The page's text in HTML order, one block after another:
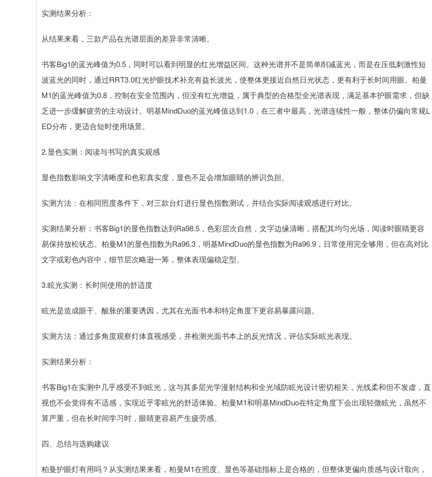
实测结果分析：
从结果来看，三款产品在光谱层面的差异非常清晰。
书客Big1的蓝光峰值为0.5，同时可以看到明显的红光增益区间。这种光谱并不是简单削减蓝光，而是在压低刺激性短
波蓝光的同时，通过RRT3.0红光护眼技术补充有益长波光，使整体更接近自然日光状态，更有利于长时间用眼。柏曼
M1的蓝光峰值为0.8，控制在安全范围内，但没有红光增益，属于典型的合格型全光谱表现，满足基本护眼需求，但缺
乏进一步缓解疲劳的主动设计。明基MindDuo的蓝光峰值达到1.0，在三者中最高，光谱连续性一般，整体仍偏向常规L
ED分布，更适合短时使用场景。
2.显色实测：阅读与书写的真实观感
显色指数影响文字清晰度和色彩真实度，显色不足会增加眼睛的辨识负担。
实测方法：在相同照度条件下，对三款台灯进行显色指数测试，并结合实际阅读观感进行对比。
实测结果分析：书客Big1的显色指数达到Ra98.5，色彩层次自然，文字边缘清晰，搭配其均匀光场，阅读时眼睛更容
易保持放松状态。柏曼M1的显色指数为Ra96.3，明基MindDuo的显色指数为Ra96.9，日常使用完全够用，但在高对比
文字或彩色内容中，细节层次略逊一筹，整体表现偏稳定型。
3.眩光实测：长时间使用的舒适度
眩光是造成眼干、酸胀的重要诱因，尤其在光面书本和特定角度下更容易暴露问题。
实测方法：通过多角度观察灯体直视感受，并检测光面书本上的反光情况，评估实际眩光表现。
实测结果分析：
书客Big1在实测中几乎感受不到眩光，这与其多层光学漫射结构和全光域防眩光设计密切相关，光线柔和但不发虚，直
视也不会觉得有不适感，实现近乎零眩光的舒适体验。柏曼M1和明基MindDuo在特定角度下会出现轻微眩光，虽然不
算严重，但在长时间学习时，眼睛更容易产生疲劳感。
四、总结与选购建议
柏曼护眼灯有用吗？从实测结果来看，柏曼M1在照度、显色等基础指标上是合格的，但整体更偏向质感与设计取向，